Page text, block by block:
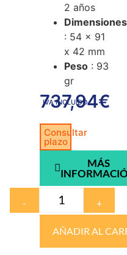
2 años
Dimensiones
: 54 x 91
x 42 mm
Peso : 93
gr
737,94€
IVA INCLUIDO
Consultar
plazo
MÁS
- +
AÑADIR AL